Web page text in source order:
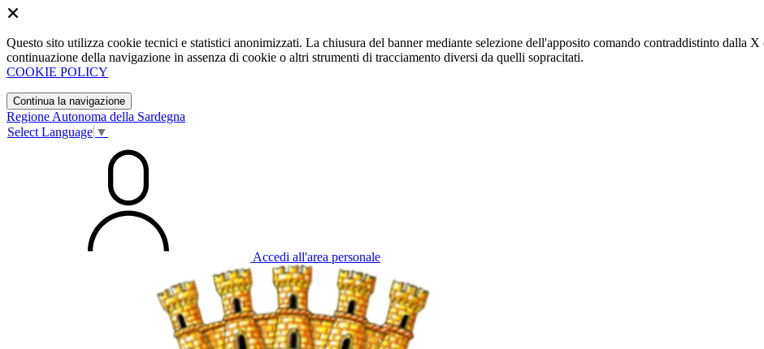
Questo sito utilizza cookie tecnici e statistici anonimizzati. La chiusura del banner mediante selezione dell'apposito comando contraddistinto dalla
continuazione della navigazione in assenza di cookie o altri strumenti di tracciamento diversi da quelli sopracitati.
COOKIE POLICY
Continua la navigazione
Regione Autonoma della Sardegna
Select Language ▼
Accedi all'area personale